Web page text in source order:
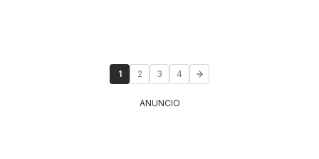
1 2 3 4
ANUNCIO